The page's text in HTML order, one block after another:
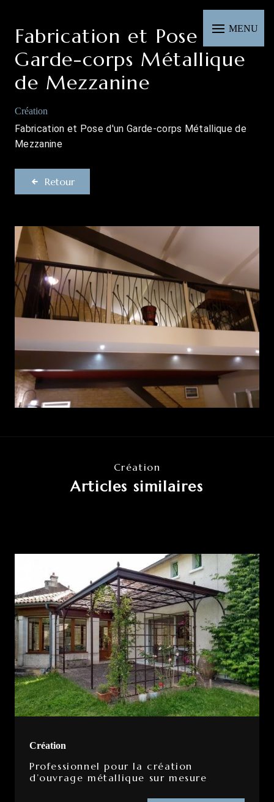
MENU
Fabrication et Pose d'un
Garde-corps Métallique
de Mezzanine
Création
Fabrication et Pose d'un Garde-corps Métallique de
Mezzanine
Retour
Création
Articles similaires
Création
Professionnel pour la création
d’ouvrage métallique sur mesure